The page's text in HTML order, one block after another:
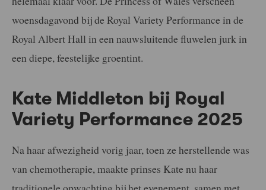
woensdagavond bij de Royal Variety Performance in de
Royal Albert Hall in een nauwsluitende fluwelen jurk in
een diepe, feestelijke groentint.
Kate Middleton bij Royal
Variety Performance 2025
Na haar afwezigheid vorig jaar, toen ze herstellende was
van chemotherapie, maakte prinses Kate nu haar